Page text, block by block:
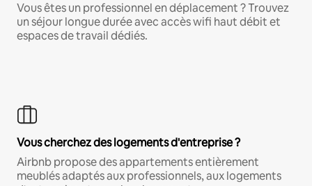
Vous êtes un professionnel en déplacement ? Trouvez
un séjour longue durée avec accès wifi haut débit et
espaces de travail dédiés.
Vous cherchez des logements d'entreprise ?
Airbnb propose des appartements entièrement
meublés adaptés aux professionnels, aux logements